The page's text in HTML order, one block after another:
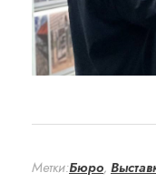
Метки:Бюро,